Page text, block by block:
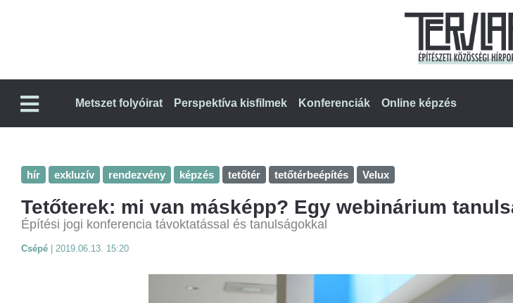
Metszet folyóirat Perspektíva kisfilmek Konferenciák Online képzés
hír exkluzív rendezvény képzés tetőtér tetőtérbeépítés Velux
Tetőterek: mi van másképp? Egy webinárium
Építési jogi konferencia távoktatással és tanulságokkal
Csépé 2019.06.13. 15:20